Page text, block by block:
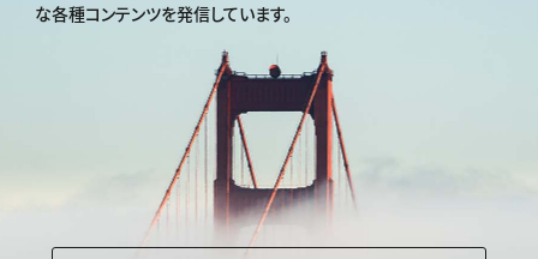
な各種コンテンツを発信しています。